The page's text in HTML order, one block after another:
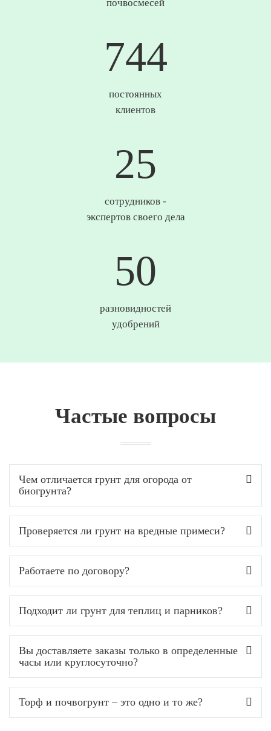
почвосмесей
749
постоянных
клиентов
25
сотрудников -
экспертов своего дела
50
разновидностей
удобрений
Частые вопросы
Чем отличается грунт для огорода от
биогрунта?
Проверяется ли грунт на вредные примеси?
Работаете по договору?
Подходит ли грунт для теплиц и парников?
Вы доставляете заказы только в определенные
часы или круглосуточно?
Торф и почвогрунт – это одно и то же?